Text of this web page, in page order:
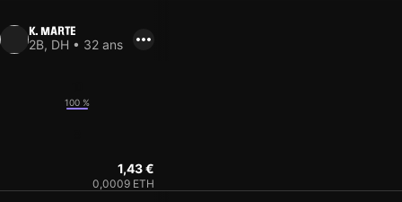
K. MARTE
2B, DH • 32 ans
100 %
0,0009 ETH
1,43 €